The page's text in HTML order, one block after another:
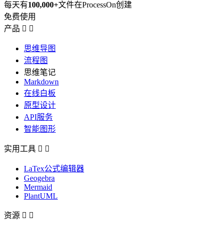
每天有100,000+文件在ProcessOn创建
免费使用
产品  
思维导图
流程图
思维笔记
Markdown
在线白板
原型设计
API服务
智能图形
实用工具  
LaTex公式编辑器
Geogebra
Mermaid
PlantUML
资源  